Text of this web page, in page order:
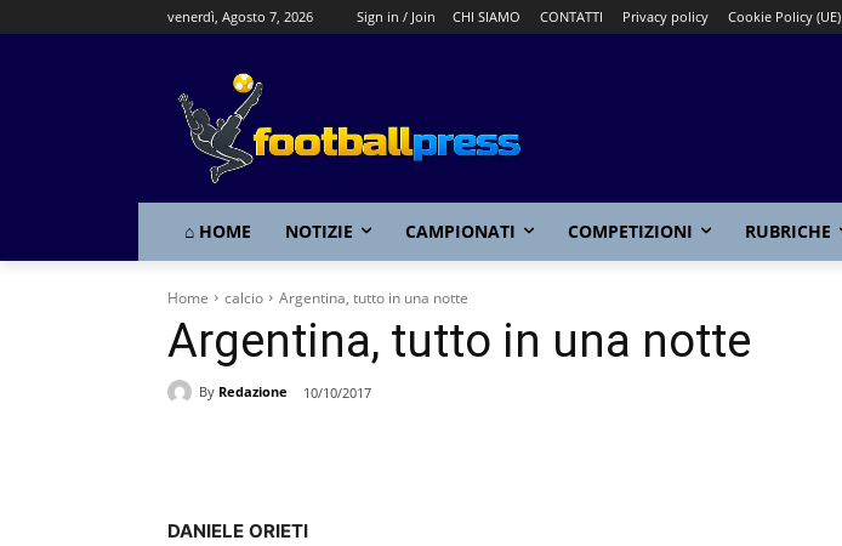
venerdì, Agosto 7, 2026 Sign in / Join CHI SIAMO CONTATTI Privacy policy Cookie Policy (UE)
⌂ HOME NOTIZIE CAMPIONATI COMPETIZIONI RUBRICHE
Home calcio Argentina, tutto in una notte
Argentina, tutto in una notte
By Redazione 10/10/2017
DANIELE ORIETI